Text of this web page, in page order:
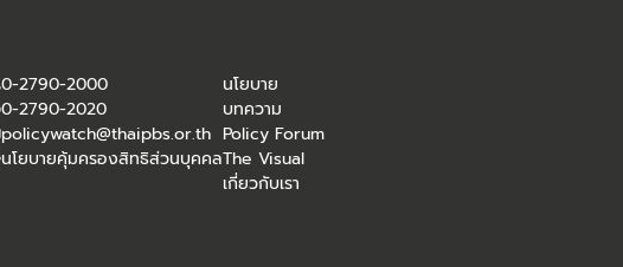
0-2790-2000
0-2790-2020
policywatch@thaipbs.or.th
นโยบายคุ้มครองสิทธิส่วนบุคคล
นโยบาย
บทความ
Policy Forum
The Visual
เกี่ยวกับเรา